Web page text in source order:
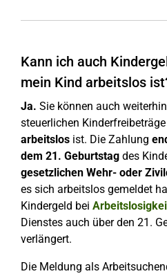
Kann ich auch
mein Kind arbeitslos
Ja. Sie können auch
steuerlichen
arbeitslos ist. Die Zahlung
dem 21. Geburtstag des
gesetzlichen Wehr- oder
es sich arbeitslos gemeldet
Kindergeld bei
Dienstes auch über den 21.
verlängert.
Die Meldung als